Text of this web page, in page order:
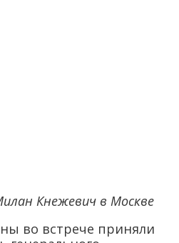
Кнежевич в Москве
во встрече приняли